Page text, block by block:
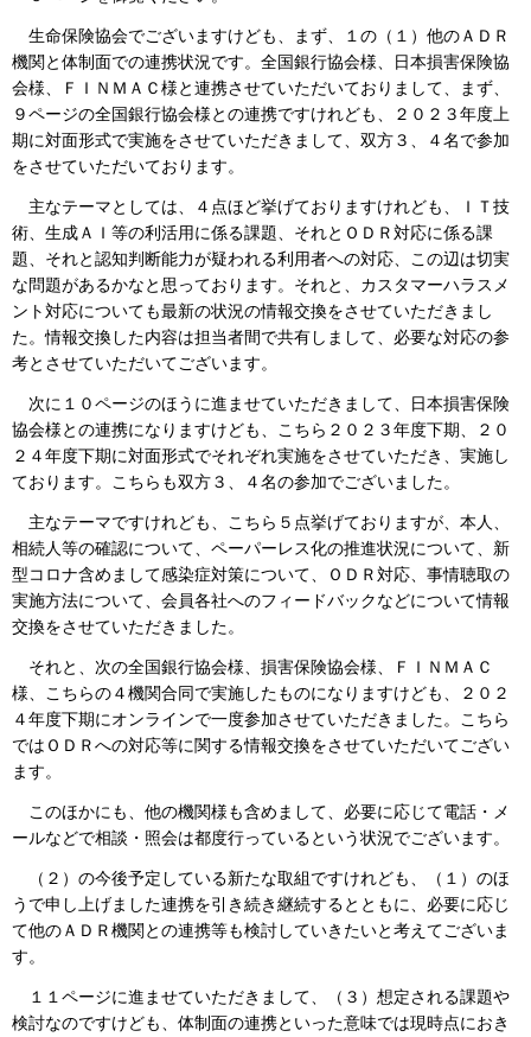
生命保険協会でございますけども、まず、１の（１）他のＡＤＲ
機関と体制面での連携状況です。全国銀行協会様、日本損害保険協
会様、ＦＩＮＭＡＣ様と連携させていただいておりまして、まず、
９ページの全国銀行協会様との連携ですけれども、２０２３年度上
期に対面形式で実施をさせていただきまして、双方３、４名で参加
をさせていただいております。
主なテーマとしては、４点ほど挙げておりますけれども、ＩＴ技
術、生成ＡＩ等の利活用に係る課題、それとＯＤＲ対応に係る課
題、それと認知判断能力が疑われる利用者への対応、この辺は切実
な問題があるかなと思っております。それと、カスタマーハラスメ
ント対応についても最新の状況の情報交換をさせていただきまし
た。情報交換した内容は担当者間で共有しまして、必要な対応の参
考とさせていただいてございます。
次に１０ページのほうに進ませていただきまして、日本損害保険
協会様との連携になりますけども、こちら２０２３年度下期、２０
２４年度下期に対面形式でそれぞれ実施をさせていただき、実施し
ております。こちらも双方３、４名の参加でございました。
主なテーマですけれども、こちら５点挙げておりますが、本人、
相続人等の確認について、ペーパーレス化の推進状況について、新
型コロナ含めまして感染症対策について、ＯＤＲ対応、事情聴取の
実施方法について、会員各社へのフィードバックなどについて情報
交換をさせていただきました。
それと、次の全国銀行協会様、損害保険協会様、ＦＩＮＭＡＣ
様、こちらの４機関合同で実施したものになりますけども、２０２
４年度下期にオンラインで一度参加させていただきました。こちら
ではＯＤＲへの対応等に関する情報交換をさせていただいてござい
ます。
このほかにも、他の機関様も含めまして、必要に応じて電話・メ
ールなどで相談・照会は都度行っているという状況でございます。
（２）の今後予定している新たな取組ですけれども、（１）のほ
うで申し上げました連携を引き続き継続するとともに、必要に応じ
て他のＡＤＲ機関との連携等も検討していきたいと考えてございま
す。
１１ページに進ませていただきまして、（３）想定される課題や
検討なのですけども、体制面の連携といった意味では現時点におき